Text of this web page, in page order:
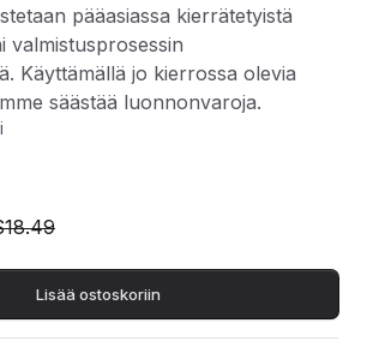
pääasiassa kierrätetyistä
valmistusprosessin
Käyttämällä jo kierrossa olevia
säästää luonnonvaroja.
polyesteri on kolmannen
Kierrätetty polyesteri valmistetaan
PET-pulloista tai valmistusprosessin
jo kierrossa olevia materiaaleja
Lisää ostoskoriin